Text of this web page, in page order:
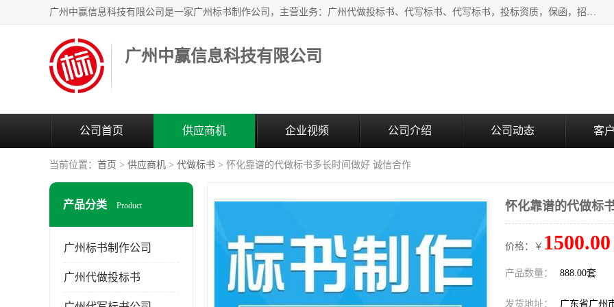
广州中赢信息科技有限公司是一家广州标书制作公司，主营业务：广州代做投标书、代写标书、代写标书，投标资质，保函，招投标培训等等，只要是投标中有需要的，我们这里都可以帮您解决。代写标书的中标案例也有很多。欢迎来电合作。
广州中赢信息科技有限公司
公司首页 供应商机 企业视频 公司介绍 公司动态 客
当前位置： 首页 > 供应商机 > 代做标书 > 怀化靠谱的代做标书多长时间做好 诚信合作
产品分类 Product
广州标书制作公司
广州代做投标书
怀化靠谱的代做标
价格：￥ 1500.00
产品数量： 888.00套
发货地址： 广东省广州